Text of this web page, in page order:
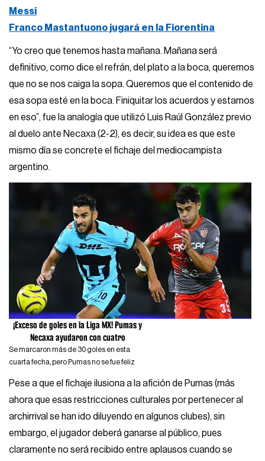
Messi
Franco Mastantuono jugará en la Fiorentina
“Yo creo que tenemos hasta mañana. Mañana será
definitivo, como dice el refrán, del plato a la boca, queremos
que no se nos caiga la sopa. Queremos que el contenido de
esa sopa esté en la boca. Finiquitar los acuerdos y estamos
en eso”, fue la analogía que utilizó Luis Raúl González previo
al duelo ante Necaxa (2-2), es decir, su idea es que este
mismo día se concrete el fichaje del mediocampista
argentino.
¡Exceso de goles en la Liga MX! Pumas y
Necaxa ayudaron con cuatro
Se marcaron más de 30 goles en esta
cuarta fecha, pero Pumas no se fue feliz
Pese a que el fichaje ilusiona a la afición de Pumas (más
ahora que esas restricciones culturales por pertenecer al
archirrival se han ido diluyendo en algunos clubes), sin
embargo, el jugador deberá ganarse al público, pues
claramente no será recibido entre aplausos cuando se